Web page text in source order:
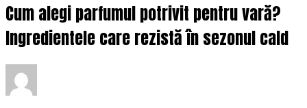
Cum alegi parfumul potrivit pentru vară?
Ingredientele care rezistă în sezonul cald